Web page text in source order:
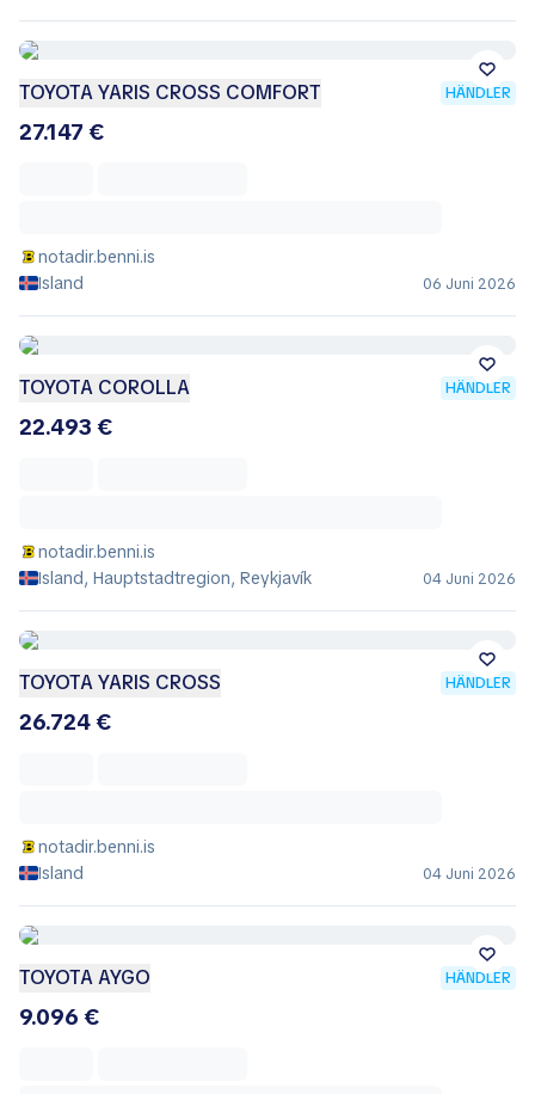
TOYOTA YARIS CROSS COMFORT HÄNDLER
27.147 €
notadir.benni.is
Island
06 Juni 2026
TOYOTA COROLLA HÄNDLER
22.493 €
notadir.benni.is
Island, Hauptstadtregion, Reykjavík
04 Juni 2026
TOYOTA YARIS CROSS HÄNDLER
26.724 €
notadir.benni.is
Island
04 Juni 2026
TOYOTA AYGO HÄNDLER
9.096 €